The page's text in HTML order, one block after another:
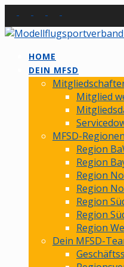
to
content
HOME
DEIN MFSD
Mitglied
MFSD-Regionen
Region
Region
Region
Region
Region
Region
Region
Dein MFSD-